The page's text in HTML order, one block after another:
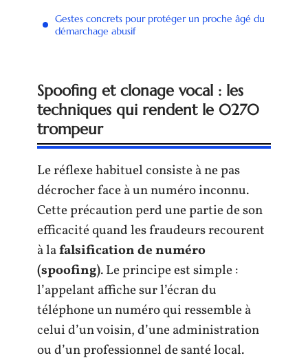
Gestes concrets pour protéger un proche âgé du
démarchage abusif
Spoofing et clonage vocal : les
techniques qui rendent le 0270
trompeur
Le réflexe habituel consiste à ne pas
décrocher face à un numéro inconnu.
Cette précaution perd une partie de son
efficacité quand les fraudeurs recourent
à lafalsification de numéro
(spoofing). Le principe est simple :
l’appelant affiche sur l’écran du
téléphone un numéro qui ressemble à
celui d’un voisin, d’une administration
ou d’un professionnel de santé local.